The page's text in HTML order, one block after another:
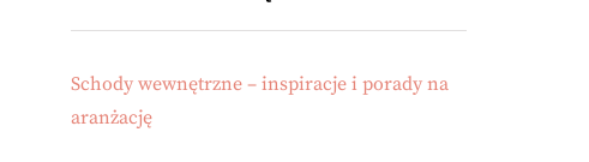
Schody wewnętrzne – inspiracje i porady na
aranżację